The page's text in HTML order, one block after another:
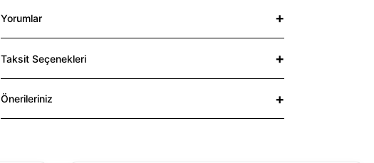
Yorumlar
Taksit Seçenekleri
Önerileriniz